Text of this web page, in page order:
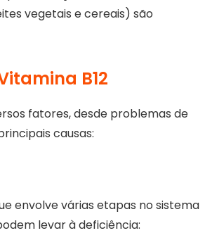
vegetais e cereais) são
B12
fatores, desde problemas de
causas:
envolve várias etapas no sistema
levar à deficiência: